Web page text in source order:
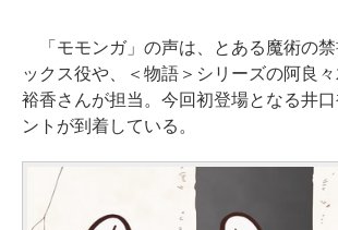
「モモンガ」の声は、とある魔術の
ックス役や、＜物語＞シリーズの阿良
裕香さんが担当。今回初登場となる井
ントが到着している。